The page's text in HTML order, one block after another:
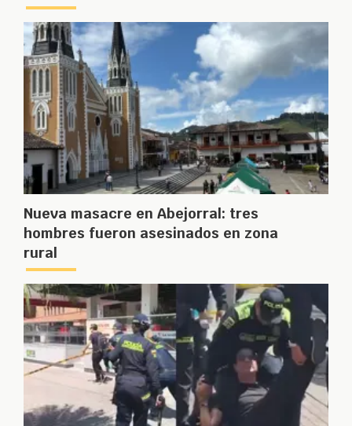
Nueva masacre en Abejorral: tres
hombres fueron asesinados en zona
rural